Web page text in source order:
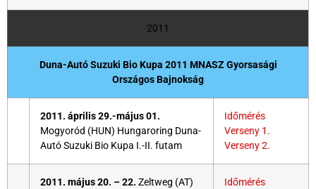
2011
Duna-Autó Suzuki Bio Kupa 2011 MNASZ Gyorsasági
Országos Bajnokság
2011. április 29.-május 01.
Mogyoród (HUN) Hungaroring Duna-
Autó Suzuki Bio Kupa I.-II. futam
Időmérés
Verseny 1.
Verseny 2.
2011. május 20. – 22. Zeltweg (AT)
Időmérés